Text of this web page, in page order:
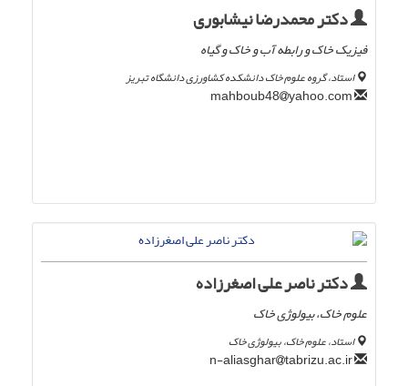
دکتر محمدرضا نیشابوری
فیزیک خاک و رابطه آب و خاک و گیاه
استاد، گروه علوم خاک دانشکده کشاورزی دانشگاه تبریز
yahoo.com
دکتر ناصر علی اصغرزاده
علوم خاک، بیولوژی خاک
استاد، علوم خاک، بیولوژی خاک
tabrizu.ac.ir